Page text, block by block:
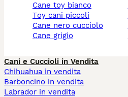
cane toy bianco
toy cani piccoli
cane nero cucciolo
cane grigio
Cani e Cuccioli in Vendita
Chihuahua in vendita
Barboncino in vendita
Labrador in vendita